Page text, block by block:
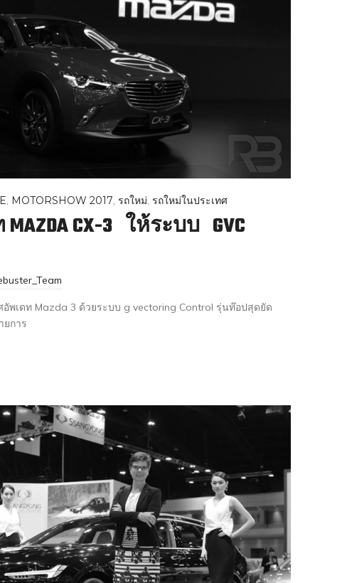
, MOTORSHOW 2017, รถใหม่, รถใหม่ในประเทศ
MAZDA CX-3 ให้ระบบ GVC
อัพเดท Mazda 3 ด้วยระบบ g vectoring Control รุ่นท๊อปสุดยัด
การ